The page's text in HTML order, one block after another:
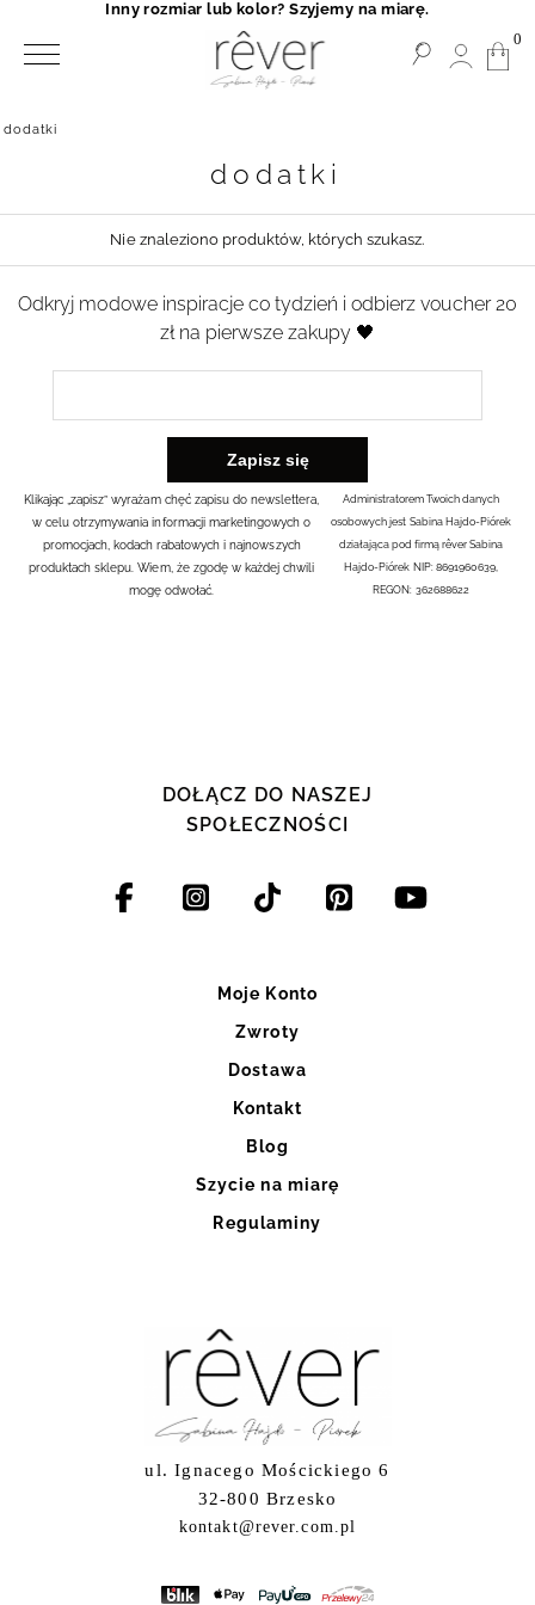
dodatki
dodatki
Nie znaleziono produktów, których szukasz.
Odkryj modowe inspiracje co tydzień i odbierz voucher 20
zł na pierwsze zakupy 🖤
Klikając „zapisz” wyrażam chęć zapisu do newslettera,
w celu otrzymywania informacji marketingowych o
promocjach, kodach rabatowych i najnowszych
produktach sklepu. Wiem, że zgodę w każdej chwili
mogę odwołać.
Administratorem Twoich danych
osobowych jest Sabina Hajdo-Piórek
działająca pod firmą rêver Sabina
Hajdo-Piórek NIP: 8691960639,
REGON: 362688622
DOŁĄCZ DO NASZEJ
SPOŁECZNOŚCI
Moje Konto
Zwroty
Dostawa
Kontakt
Blog
Szycie na miarę
Regulaminy
ul. Ignacego Mościckiego 6
32-800 Brzesko
kontakt@rever.com.pl
0
Inny rozmiar lub kolor? Szyjemy na miarę.